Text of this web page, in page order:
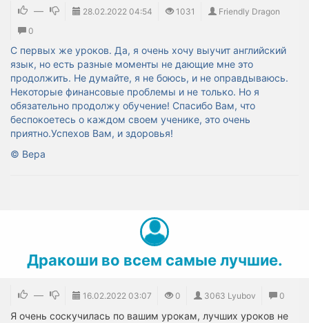
— 28.02.2022 04:54 1031
Friendly Dragon
0
С первых же уроков. Да, я очень хочу выучит английский
язык, но есть разные моменты не дающие мне это
продолжить. Не думайте, я не боюсь, и не оправдываюсь.
Некоторые финансовые проблемы и не только. Но я
обязательно продолжу обучение! Спасибо Вам, что
беспокоетесь о каждом своем ученике, это очень
приятно.Успехов Вам, и здоровья!
© Вера
Дракоши во всем самые лучшие.
— 16.02.2022 03:07 0 3063 Lyubov 0
Я очень соскучилась по вашим урокам, лучших уроков не